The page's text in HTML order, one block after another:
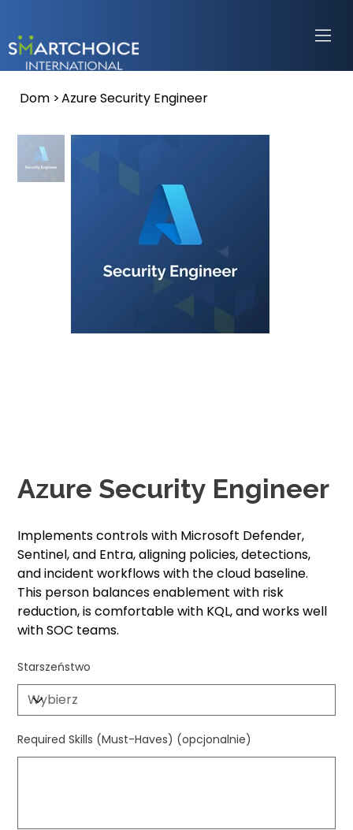
Dom >Azure Security Engineer
Azure Security Engineer
Implements controls with Microsoft Defender,
Sentinel, and Entra, aligning policies, detections,
and incident workflows with the cloud baseline.
This person balances enablement with risk
reduction, is comfortable with KQL, and works well
with SOC teams.
Starszeństwo
Required Skills (Must-Haves) (opcjonalnie)